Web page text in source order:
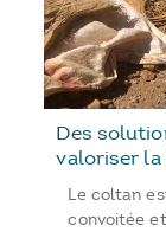
Des
valoriser
Le coltan
convoitée